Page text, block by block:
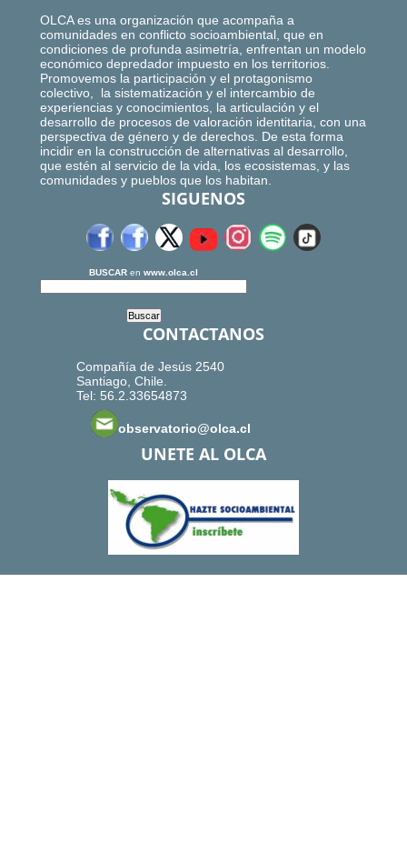
OLCA es una organización que acompaña a
comunidades en conflicto socioambiental, que en
condiciones de profunda asimetría, enfrentan un modelo
económico depredador impuesto en los territorios.
Promovemos la participación y el protagonismo
colectivo, la sistematización y el intercambio de
experiencias y conocimientos, la articulación y el
desarrollo de procesos de valoración identitaria, con una
perspectiva de género y de derechos. De esta forma
incidir en la construcción de alternativas al desarrollo,
que estén al servicio de la vida, los ecosistemas, y las
comunidades y pueblos que los habitan.
SIGUENOS
BUSCAR en www.olca.cl
CONTACTANOS
Compañía de Jesús 2540
Santiago, Chile.
Tel: 56.2.33654873
observatorio@olca.cl
UNETE AL OLCA